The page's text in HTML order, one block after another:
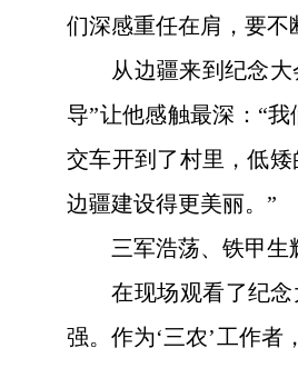
们深感重任在肩，要不
从边疆来到纪念
导”让他感触最深：“
交车开到了村里，低
边疆建设得更美丽。”
三军浩荡、铁甲生
在现场观看了纪
强。作为‘三农’工作